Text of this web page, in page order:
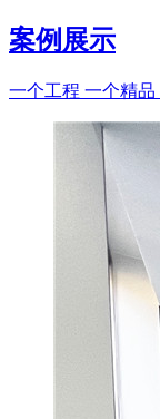
案例展示
一个工程 一个精